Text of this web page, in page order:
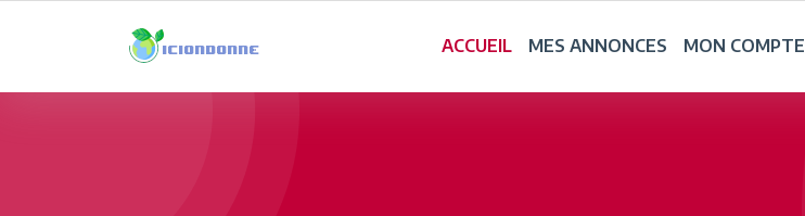
ACCUEIL MES ANNONCES MON COMPTE